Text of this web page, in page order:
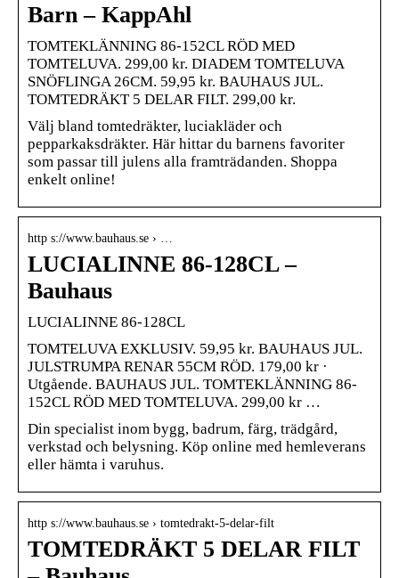
Barn – KappAhl
TOMTEKLÄNNING 86-152CL RÖD MED
TOMTELUVA. 299,00 kr. DIADEM TOMTELUVA
SNÖFLINGA 26CM. 59,95 kr. BAUHAUS JUL.
TOMTEDRÄKT 5 DELAR FILT. 299,00 kr.
Välj bland tomtedräkter, luciakläder och
pepparkaksdräkter. Här hittar du barnens favoriter
som passar till julens alla framträdanden. Shoppa
enkelt online!
http s://www.bauhaus.se › …
LUCIALINNE 86-128CL –
Bauhaus
LUCIALINNE 86-128CL
TOMTELUVA EXKLUSIV. 59,95 kr. BAUHAUS JUL.
JULSTRUMPA RENAR 55CM RÖD. 179,00 kr ·
Utgående. BAUHAUS JUL. TOMTEKLÄNNING 86-
152CL RÖD MED TOMTELUVA. 299,00 kr …
Din specialist inom bygg, badrum, färg, trädgård,
verkstad och belysning. Köp online med hemleverans
eller hämta i varuhus.
http s://www.bauhaus.se › tomtedrakt-5-delar-filt
TOMTEDRÄKT 5 DELAR FILT